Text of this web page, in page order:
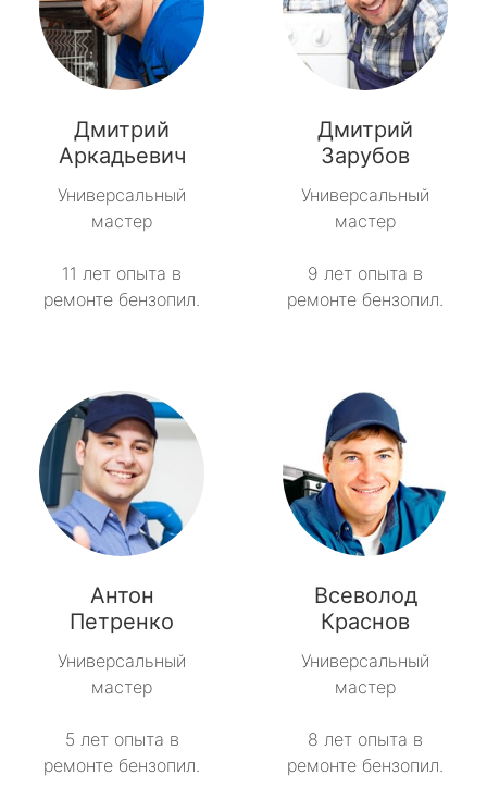
Дмитрий
Аркадьевич
Универсальный
мастер
11 лет опыта в
ремонте бензопил.
Дмитрий
Зарубов
Универсальный
мастер
9 лет опыта в
ремонте бензопил.
Антон
Петренко
Универсальный
мастер
5 лет опыта в
ремонте бензопил.
Всеволод
Краснов
Универсальный
мастер
8 лет опыта в
ремонте бензопил.